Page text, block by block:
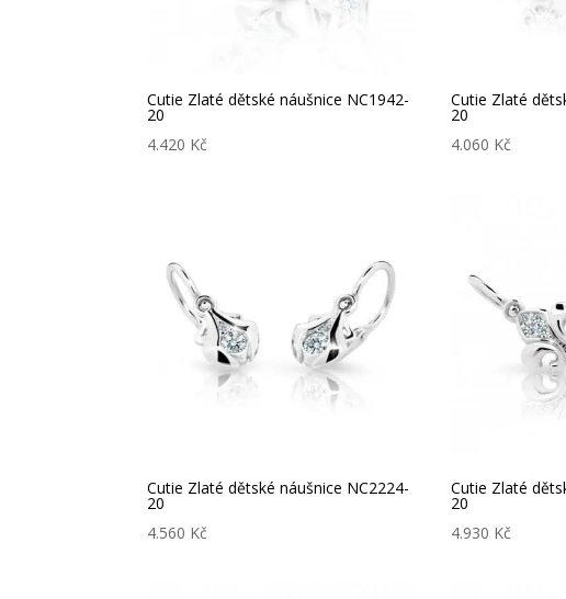
Cutie Zlaté dětské náušnice NC1942-
20
4.420 Kč
Cutie Zlaté
20
4.060 Kč
Cutie Zlaté dětské náušnice NC2224-
20
4.560 Kč
Cutie Zlaté
20
4.930 Kč